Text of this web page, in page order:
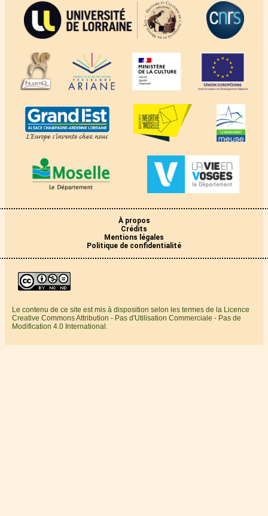
À propos
Crédits
Mentions légales
Politique de confidentialité
Le contenu de ce site est mis à disposition selon les termes de la Licence
Creative Commons Attribution - Pas d'Utilisation Commerciale - Pas de
Modification 4.0 International.